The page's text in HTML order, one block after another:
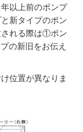
以上前のポンプ
新タイプのポン
される際は①ポン
の新旧をお伝え
位置が異なりま